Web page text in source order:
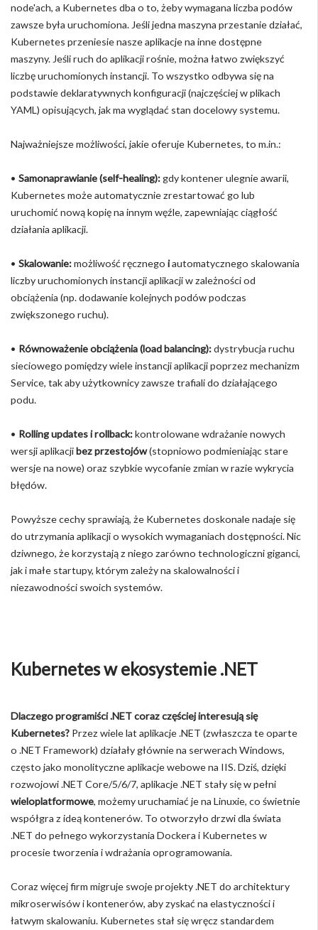
node'ach, a Kubernetes dba o to, żeby wymagana liczba podów
zawsze była uruchomiona. Jeśli jedna maszyna przestanie działać,
Kubernetes przeniesie nasze aplikacje na inne dostępne
maszyny. Jeśli ruch do aplikacji rośnie, można łatwo zwiększyć
liczbę uruchomionych instancji. To wszystko odbywa się na
podstawie deklaratywnych konfiguracji (najczęściej w plikach
YAML) opisujących, jak ma wyglądać stan docelowy systemu.
Najważniejsze możliwości, jakie oferuje Kubernetes, to m.in.:
• Samonaprawianie (self-healing):gdy kontener ulegnie awarii,
Kubernetes może automatycznie zrestartować go lub
uruchomić nową kopię na innym węźle, zapewniając ciągłość
działania aplikacji.
• Skalowanie:możliwość ręcznego iautomatycznego skalowania
liczby uruchomionych instancji aplikacji w zależności od
obciążenia (np. dodawanie kolejnych podów podczas
zwiększonego ruchu).
• Równoważenie obciążenia (load balancing):dystrybucja ruchu
sieciowego pomiędzy wiele instancji aplikacji poprzez mechanizm
Service, tak aby użytkownicy zawsze trafiali do działającego
podu.
• Rolling updates i rollback:kontrolowane wdrażanie nowych
wersji aplikacjibez przestojów(stopniowo podmieniając stare
wersje na nowe) oraz szybkie wycofanie zmian w razie wykrycia
błędów.
Powyższe cechy sprawiają, że Kubernetes doskonale nadaje się
do utrzymania aplikacji o wysokich wymaganiach dostępności. Nic
dziwnego, że korzystają z niego zarówno technologiczni giganci,
jak i małe startupy, którym zależy na skalowalności i
niezawodności swoich systemów.
Kubernetes w ekosystemie .NET
Dlaczego programiści .NET coraz częściej interesują się
Kubernetes? Przez wiele lat aplikacje .NET (zwłaszcza te oparte
o .NET Framework) działały głównie na serwerach Windows,
często jako monolityczne aplikacje webowe na IIS. Dziś, dzięki
rozwojowi .NET Core/5/6/7, aplikacje .NET stały się w pełni
wieloplatformowe, możemy uruchamiać je na Linuxie, co świetnie
współgra z ideą kontenerów. To otworzyło drzwi dla świata
.NET do pełnego wykorzystania Dockera i Kubernetes w
procesie tworzenia i wdrażania oprogramowania.
Coraz więcej firm migruje swoje projekty .NET do architektury
mikroserwisów i kontenerów, aby zyskać na elastyczności i
łatwym skalowaniu. Kubernetes stał się wręcz standardem